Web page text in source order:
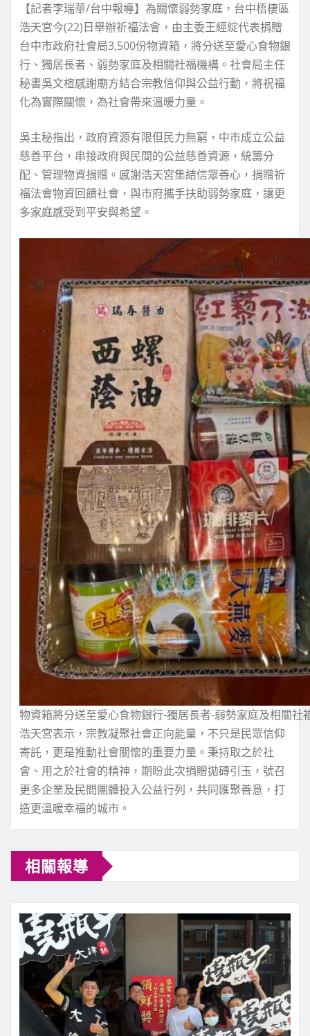
【記者李瑞華/台中報導】為關懷弱勢家庭，台中梧棲區
浩天宮今(22)日舉辦祈福法會，由主委王經綻代表捐贈
台中市政府社會局3,500份物資箱，將分送至愛心食物銀
行、獨居長者、弱勢家庭及相關社福機構。社會局主任
秘書吳文楦感謝廟方結合宗教信仰與公益行動，將祝福
化為實際關懷，為社會帶來溫暖力量。
吳主秘指出，政府資源有限但民力無窮，中市成立公益
慈善平台，串接政府與民間的公益慈善資源，統籌分
配、管理物資捐贈。感謝浩天宮集結信眾善心，捐贈祈
福法會物資回饋社會，與市府攜手扶助弱勢家庭，讓更
多家庭感受到平安與希望。
物資箱將分送至愛心食物銀行-獨居長者-弱勢家庭及相關社
浩天宮表示，宗教凝聚社會正向能量，不只是民眾信仰
寄託，更是推動社會關懷的重要力量。秉持取之於社
會、用之於社會的精神，期盼此次捐贈拋磚引玉，號召
更多企業及民間團體投入公益行列，共同匯聚善意，打
造更溫暖幸福的城市。
相關報導